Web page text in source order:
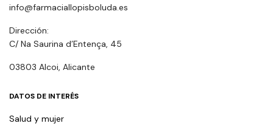
info@farmaciallopisboluda.es
Dirección:
C/ Na Saurina d’Entença, 45
03803 Alcoi, Alicante
DATOS DE INTERÉS
Salud y mujer